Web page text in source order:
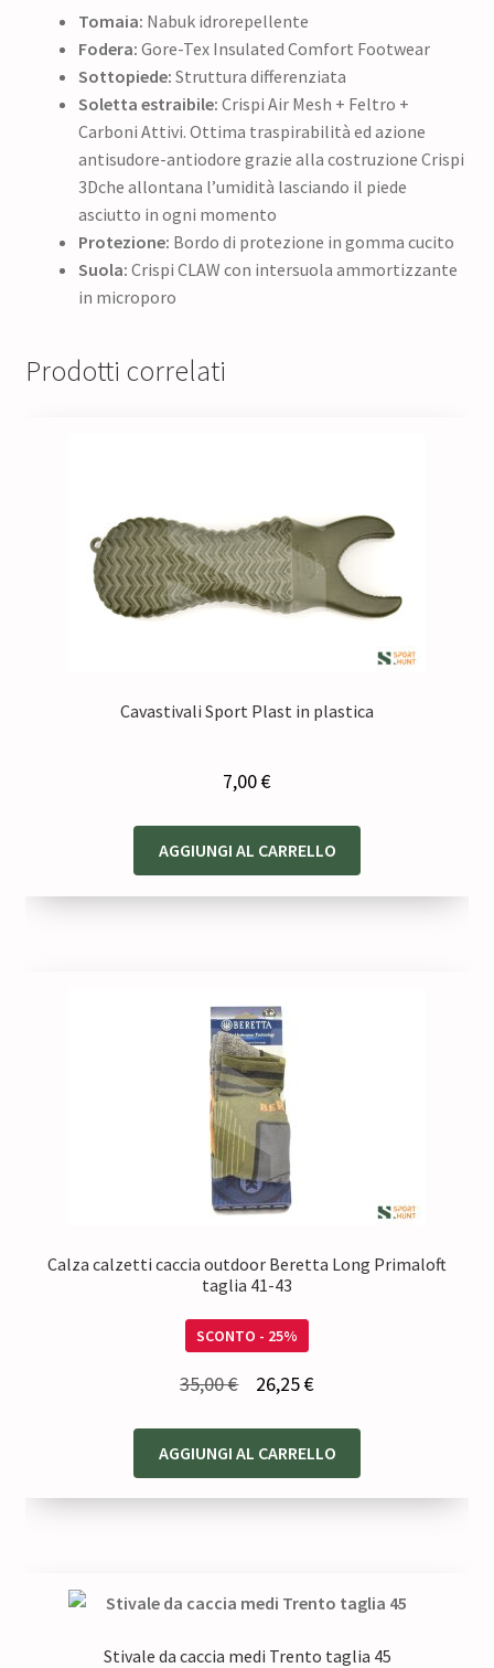
Tomaia: Nabuk idrorepellente
Fodera: Gore-Tex Insulated Comfort Footwear
Sottopiede: Struttura differenziata
Soletta estraibile: Crispi Air Mesh + Feltro +
Carboni Attivi. Ottima traspirabilità ed azione
antisudore-antiodore grazie alla costruzione Crispi
3Dche allontana l’umidità lasciando il piede
asciutto in ogni momento
Protezione: Bordo di protezione in gomma cucito
Suola: Crispi CLAW con intersuola ammortizzante
in microporo
Prodotti correlati
Cavastivali Sport Plast in plastica
7,00€
AGGIUNGI AL CARRELLO
Calza calzetti caccia outdoor Beretta Long Primaloft
taglia 41-43
SCONTO - 25%
35,00€
originale
era:
26,25€Il
attuale
è:
AGGIUNGI AL CARRELLO
Stivale da caccia medi Trento taglia 45